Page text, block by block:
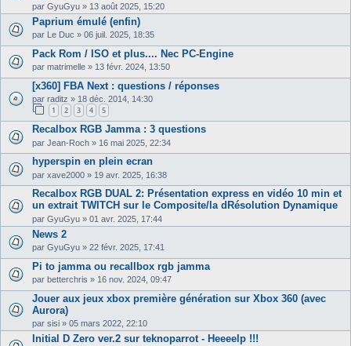
par GyuGyu » 13 août 2025, 15:20
Paprium émulé (enfin)
par Le Duc » 06 juil. 2025, 18:35
Pack Rom / ISO et plus.... Nec PC-Engine
par matrimelle » 13 févr. 2024, 13:50
[x360] FBA Next : questions / réponses
par raditz » 18 déc. 2014, 14:30
1 2 3 4 5
Recalbox RGB Jamma : 3 questions
par Jean-Roch » 16 mai 2025, 22:34
hyperspin en plein ecran
par xave2000 » 19 avr. 2025, 16:38
Recalbox RGB DUAL 2: Présentation express en vidéo 10 min et
un extrait TWITCH sur le Composite/la dRésolution Dynamique
par GyuGyu » 01 avr. 2025, 17:44
News 2
par GyuGyu » 22 févr. 2025, 17:41
Pi to jamma ou recallbox rgb jamma
par betterchris » 16 nov. 2024, 09:47
Jouer aux jeux xbox première génération sur Xbox 360 (avec
Aurora)
par sisi » 05 mars 2022, 22:10
Initial D Zero ver.2 sur teknoparrot - Heeeelp !!!